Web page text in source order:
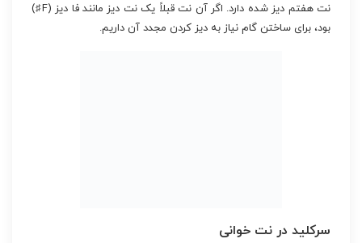
نت هفتم دیز شده دارد. اگر آن نت قبلاً یک نت دیز مانند فا دیز (F♯)
بود، برای ساختن گام نیاز به دیز کردن مجدد آن داریم.
سرکلید در نت خوانی